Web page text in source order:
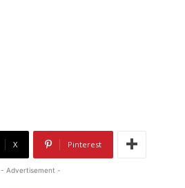
X Pinterest
- Advertisement -